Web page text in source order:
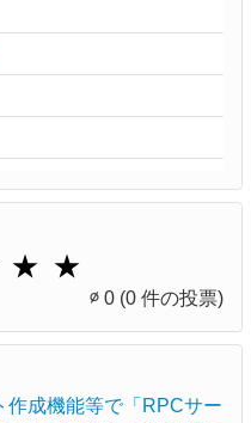
3 Stars
★ 4 Stars
★
∅ 0(0 件の投票)
作成機能等で「RPCサー